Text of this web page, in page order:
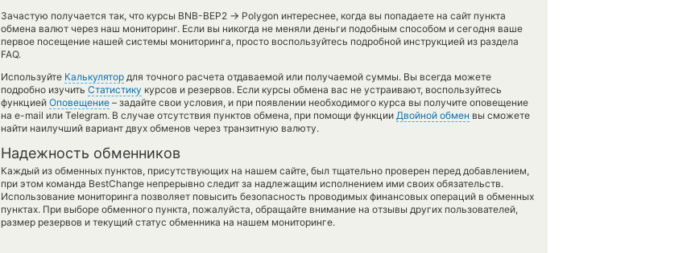
Зачастую получается так, что курсы BNB-BEP2 → Polygon интереснее, когда вы попадаете на сайт пункта
обмена валют через наш мониторинг. Если вы никогда не меняли деньги подобным способом и сегодня ваше
первое посещение нашей системы мониторинга, просто воспользуйтесь подробной инструкцией из раздела
FAQ.
Используйте Калькулятор для точного расчета отдаваемой или получаемой суммы. Вы всегда можете
подробно изучить Статистику курсов и резервов. Если курсы обмена вас не устраивают, воспользуйтесь
функцией Оповещение – задайте свои условия, и при появлении необходимого курса вы получите оповещение
на e-mail или Telegram. В случае отсутствия пунктов обмена, при помощи функции Двойной обмен вы сможете
найти наилучший вариант двух обменов через транзитную валюту.
Надежность обменников
Каждый из обменных пунктов, присутствующих на нашем сайте, был тщательно проверен перед добавлением,
при этом команда BestChange непрерывно следит за надлежащим исполнением ими своих обязательств.
Использование мониторинга позволяет повысить безопасность проводимых финансовых операций в обменных
пунктах. При выборе обменного пункта, пожалуйста, обращайте внимание на отзывы других пользователей,
размер резервов и текущий статус обменника на нашем мониторинге.